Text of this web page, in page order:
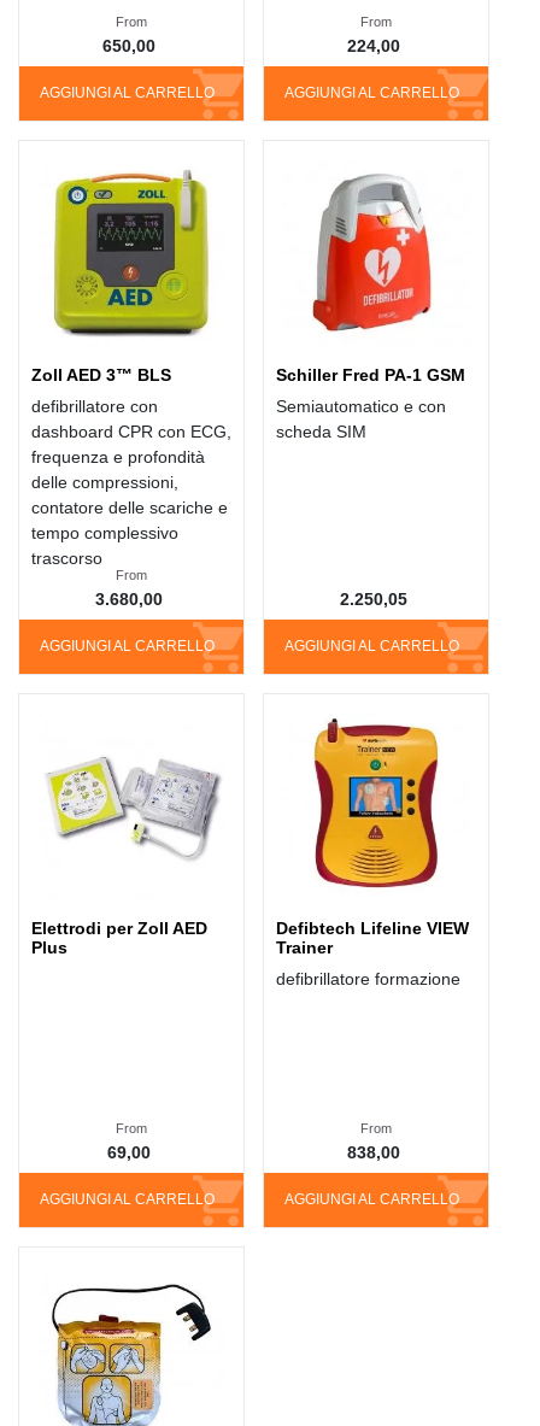
AGGIUNGI AL CARRELLO
From
650,00
AGGIUNGI AL CARRELLO
From
224,00
Zoll AED 3™ BLS
defibrillatore con
dashboard CPR con ECG,
frequenza e profondità
delle compressioni,
contatore delle scariche e
tempo complessivo
trascorso
AGGIUNGI AL CARRELLO
From
3.680,00
Schiller Fred PA-1 GSM
Semiautomatico e con
scheda SIM
AGGIUNGI AL CARRELLO
2.250,05
Elettrodi per Zoll AED
Plus
AGGIUNGI AL CARRELLO
From
69,00
Defibtech Lifeline VIEW
Trainer
defibrillatore formazione
AGGIUNGI AL CARRELLO
From
838,00